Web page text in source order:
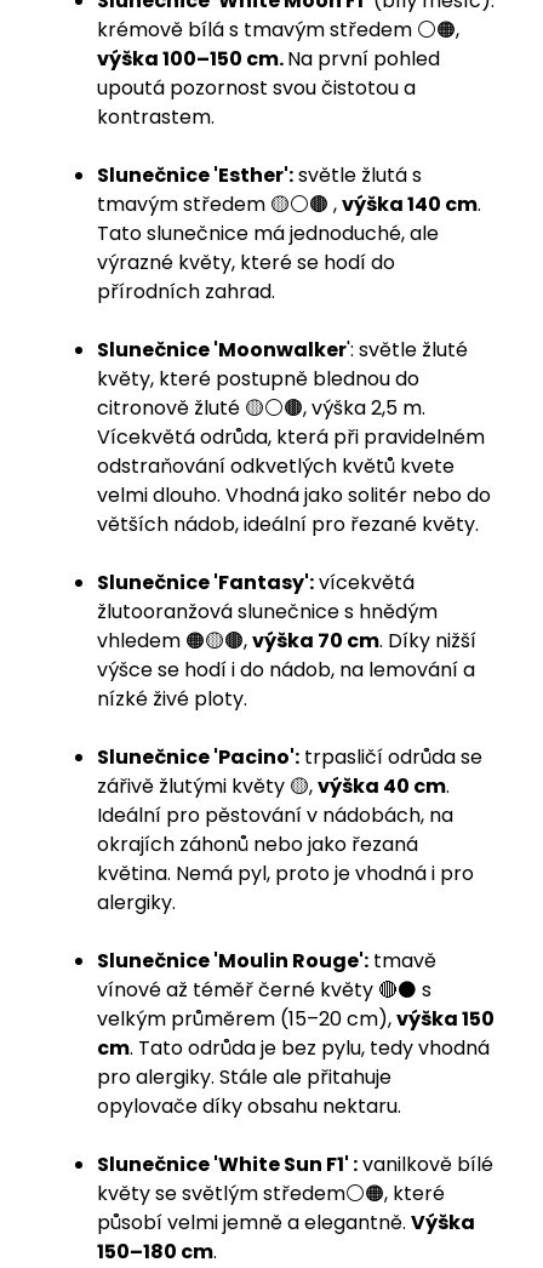
krémově bílá s tmavým středem ⚪️🟠,
výška 100–150 cm.Na první pohled
upoutá pozornost svou čistotou a
kontrastem.
Slunečnice 'Esther':světle žlutá s
tmavým středem 🟡⚪️🟤 ,výška 140 cm.
Tato slunečnice má jednoduché, ale
výrazné květy, které se hodí do
přírodních zahrad.
Slunečnice 'Moonwalker': světle žluté
květy, které postupně blednou do
citronově žluté 🟡⚪️🟤, výška 2,5 m.
Vícekvětá odrůda, která při pravidelném
odstraňování odkvetlých květů kvete
velmi dlouho. Vhodná jako solitér nebo do
větších nádob, ideální pro řezané květy.
Slunečnice 'Fantasy':vícekvětá
žlutooranžová slunečnice s hnědým
vhledem 🟠🟡🟤,výška 70 cm. Díky nižší
výšce se hodí i do nádob, na lemování a
nízké živé ploty.
Slunečnice 'Pacino': trpasličí odrůda se
zářivě žlutými květy 🟡,výška 40 cm.
Ideální pro pěstování v nádobách, na
okrajích záhonů nebo jako řezaná
květina. Nemá pyl, proto je vhodná i pro
alergiky.
Slunečnice 'Moulin Rouge': tmavě
vínové až téměř černé květy 🔴⚫️ s
velkým průměrem (15–20 cm),výška 150
cm. Tato odrůda je bez pylu, tedy vhodná
pro alergiky. Stále ale přitahuje
opylovače díky obsahu nektaru.
Slunečnice 'White Sun F1' :vanilkově bílé
květy se světlým středem⚪️🟠, které
působí velmi jemně a elegantně. Výška
150–180 cm.